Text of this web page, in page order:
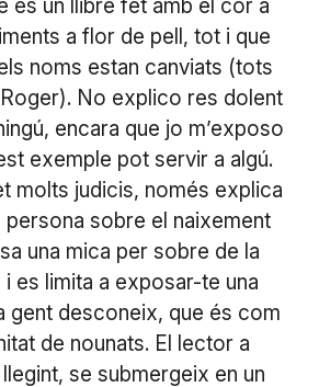
és un llibre fet amb el cor a
a flor de pell, tot i que
noms estan canviats (tots
No explico res dolent
encara que jo m’exposo
exemple pot servir a algú.
molts judicis, només explica
persona sobre el naixement
una mica per sobre de la
es limita a exposar-te una
gent desconeix, que és com
de nounats. El lector a
se submergeix en un